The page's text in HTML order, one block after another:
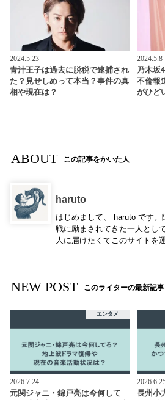
2024.5.23
青汁王子は過去に脱税で逮捕され
た？見せしめって本当？事件の真
相や現在は？
2024.5.8
乃木坂
不倫報
がひど
ABOUT この記事をかいた人
haruto
はじめまして、 haruto です
戦に励まされてきた一人とし
人に届けたくてこのサイトを
NEW POST このライターの最新記事
エンタメ
2026.7.24
元関ジャニ・錦戸亮は今何して
長州小